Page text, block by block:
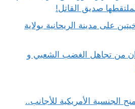
صديق القاتل!
على مدينة الريحانية بولاية
من تجاهل الغضب الشعبي و
الجنسية الأمريكية للأجانب..